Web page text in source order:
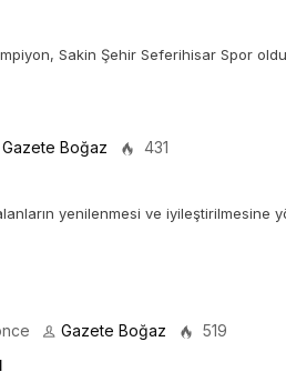
Sakin Şehir Seferihisar Spor
Gazete Boğaz 431
yenilenmesi ve iyileştirilmesine
Gazete Boğaz 519